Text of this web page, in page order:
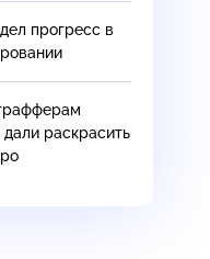
прогресс в
раскрасить